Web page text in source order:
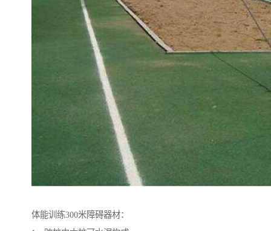
体能训练300米障碍器材：